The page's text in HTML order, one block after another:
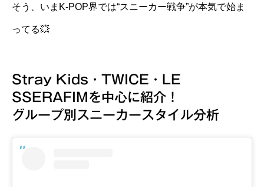
そう、いまK-POP界では“スニーカー戦争”が本気で始ま
ってる💥
Stray Kids・TWICE・LE
SSERAFIMを中心に紹介！
グループ別スニーカースタイル分析